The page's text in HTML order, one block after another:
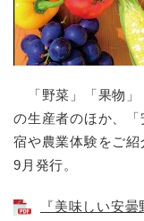
「野菜」「果物」
の生産者のほか、
宿や農業体験をご
9月発行。
『美味しい安